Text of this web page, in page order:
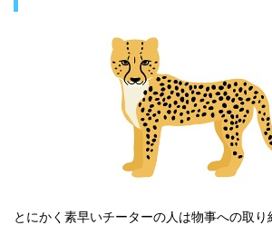
とにかく素早いチーターの人は物事への取